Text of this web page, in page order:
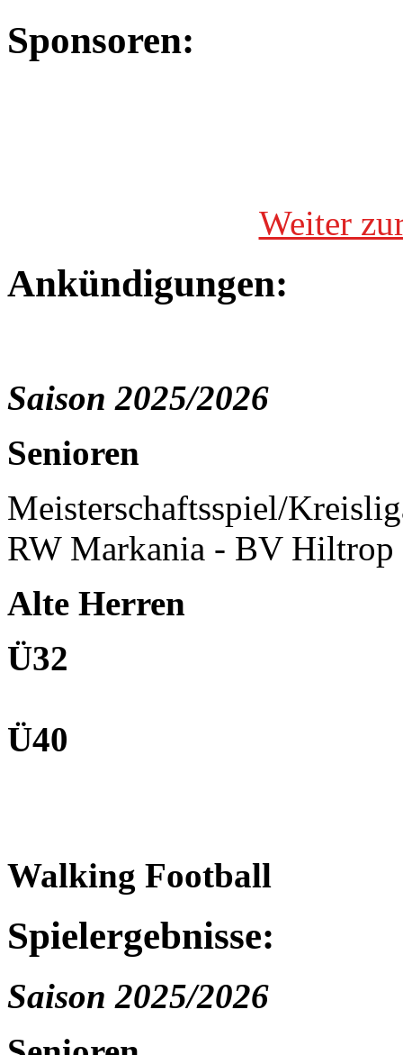
Sponsoren:
Weiter
Ankündigungen:
Saison 2025/2026
Senioren
Meisterschaftsspiel/
RW Markania - BV
Alte Herren
Ü32
Ü40
Walking Football
Spielergebnisse:
Saison 2025/2026